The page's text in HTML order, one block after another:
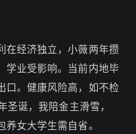
在经济独立，小薇两年攒
学业受影响。当前内地毕
口。健康风险高，如不检
圣诞，我陪金主滑雪，
女大学生需自省。